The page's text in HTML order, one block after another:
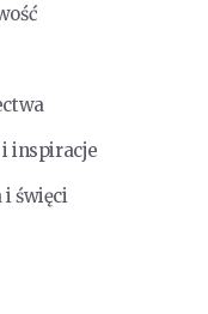
inspiracje
święci